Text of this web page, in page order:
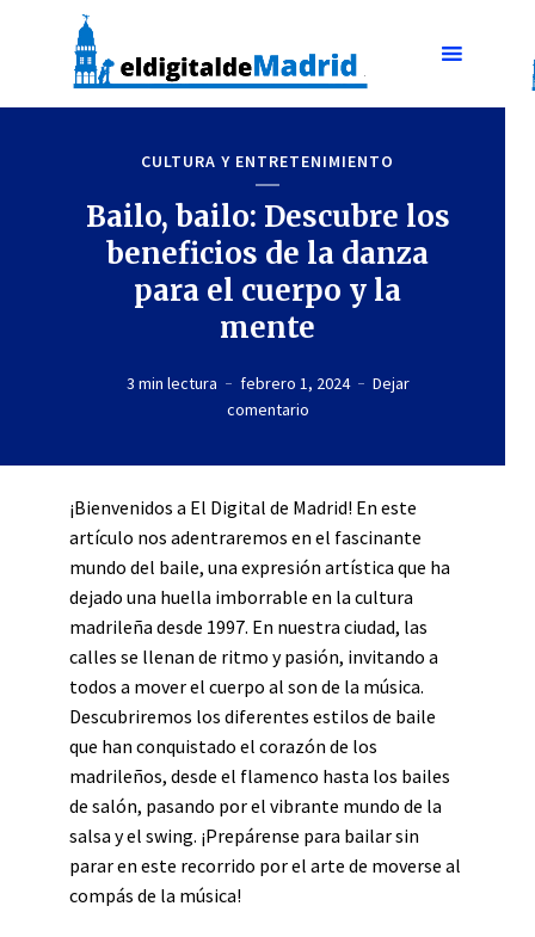
CULTURA Y ENTRETENIMIENTO
Bailo, bailo: Descubre los
beneficios de la danza
para el cuerpo y la
mente
3 min lectura febrero 1, 2024
Dejar
comentario
¡Bienvenidos a El Digital de Madrid! En este
artículo nos adentraremos en el fascinante
mundo del baile, una expresión artística que ha
dejado una huella imborrable en la cultura
madrileña desde 1997. En nuestra ciudad, las
calles se llenan de ritmo y pasión, invitando a
todos a mover el cuerpo al son de la música.
Descubriremos los diferentes estilos de baile
que han conquistado el corazón de los
madrileños, desde el flamenco hasta los bailes
de salón, pasando por el vibrante mundo de la
salsa y el swing. ¡Prepárense para bailar sin
parar en este recorrido por el arte de moverse al
compás de la música!